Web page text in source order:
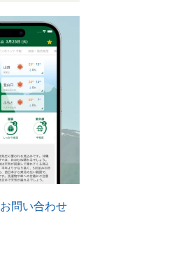
お問い合わせ